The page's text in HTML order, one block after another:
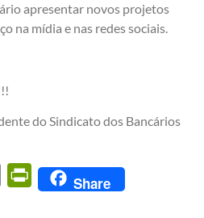
apresentar novos projetos
na mídia e nas redes sociais.
do Sindicato dos Bancários
Email PrintFriendly
Share